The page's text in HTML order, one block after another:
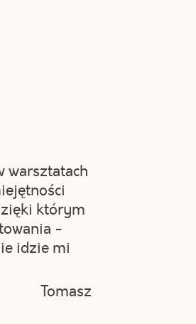
warsztatach
którym
-
idzie mi
Tomasz